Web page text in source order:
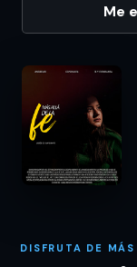
Me
DISFRUTA DE MÁS